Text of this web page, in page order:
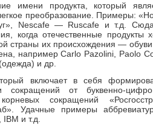
имени продукта, который
преобразование. Примеры:
Nescafe — Ruscafe и т.д.
когда отечественные продукты
страны их происхождения —
например Carlo Pazolini, Paolo
и др.
включает в себя
от буквенно-
сокращений
Удачные примеры
и т.д.